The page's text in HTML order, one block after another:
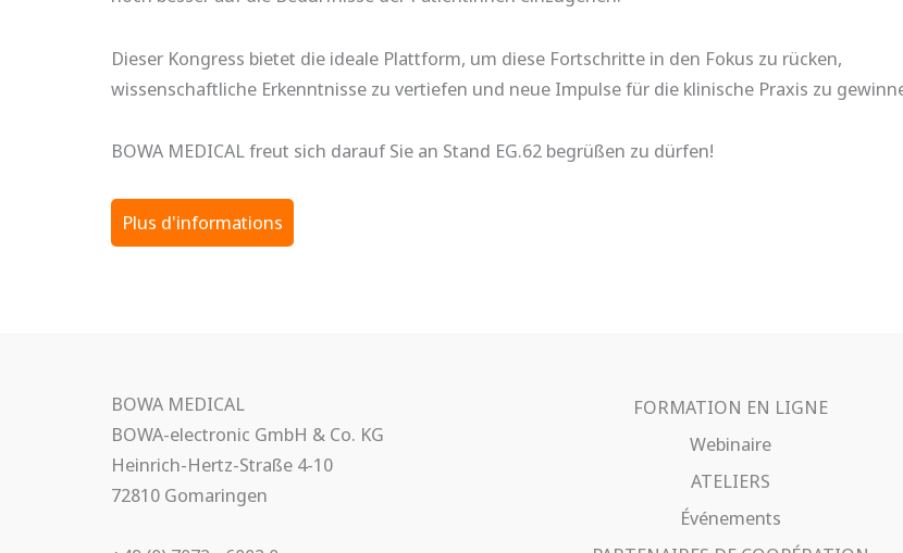
Dieser Kongress bietet die ideale Plattform, um diese Fortschritte in den Fokus zu rücken,
wissenschaftliche Erkenntnisse zu vertiefen und neue Impulse für die klinische Praxis zu
BOWA MEDICAL freut sich darauf Sie an Stand EG.62 begrüßen zu dürfen!
Plus d'informations
BOWA MEDICAL
BOWA-electronic GmbH & Co. KG
Heinrich-Hertz-Straße 4-10
72810 Gomaringen
FORMATION EN LIGNE
Webinaire
ATELIERS
Événements